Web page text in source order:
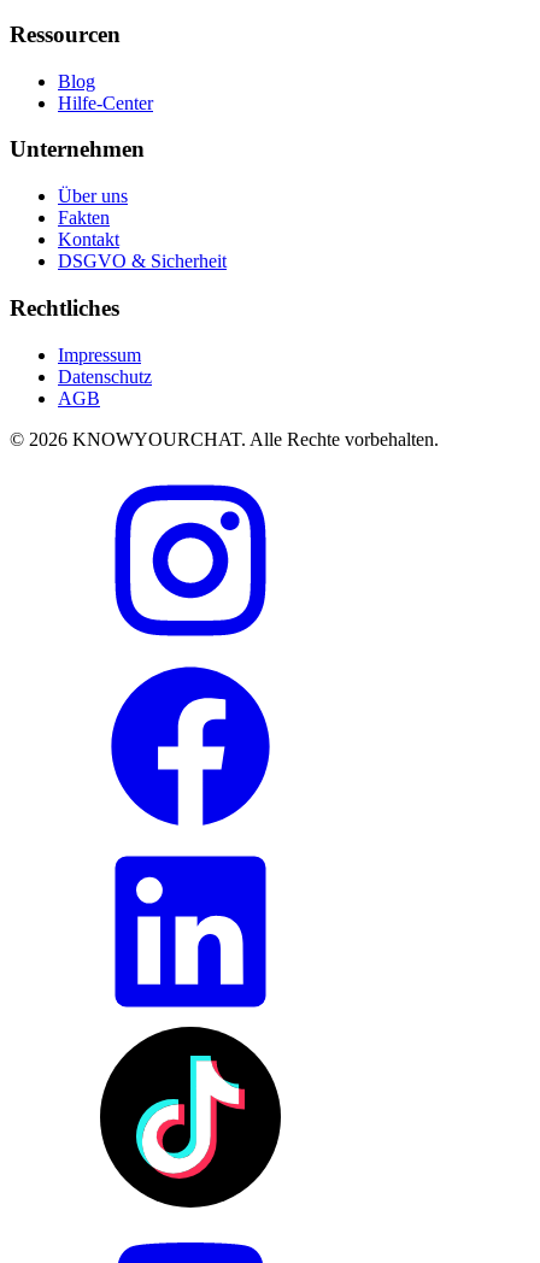
Ressourcen
Blog
Hilfe-Center
Unternehmen
Über uns
Fakten
Kontakt
DSGVO & Sicherheit
Rechtliches
Impressum
Datenschutz
AGB
© 2026 KNOWYOURCHAT. Alle Rechte vorbehalten.